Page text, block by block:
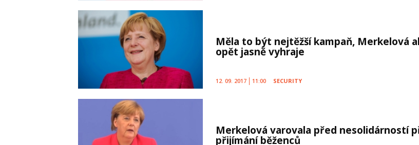
Měla to být nejtěžší kampaň, Merkelová
opět jasně vyhraje
12. 09. 2017 11:00 SECURITY
Merkelová varovala před nesolidárností
přijímání běženců